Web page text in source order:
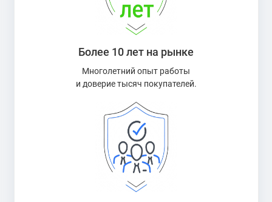
Более 10 лет на рынке
Многолетний опыт работы
и доверие тысяч покупателей.